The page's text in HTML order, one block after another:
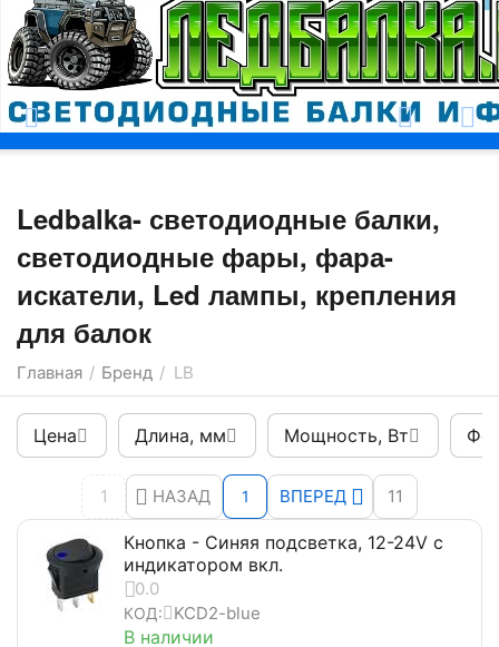
Москва
Ledbalka- светодиодные балки,
светодиодные фары, фара-
искатели, Led лампы, крепления
для балок
Главная / Бренд / LB
Цена Длина, мм Мощность, Вт
1 НАЗАД 1 ВПЕРЕД 11
Кнопка - Синяя подсветка, 12-24V с
индикатором вкл.
0.0
КОД: KCD2-blue
В наличии